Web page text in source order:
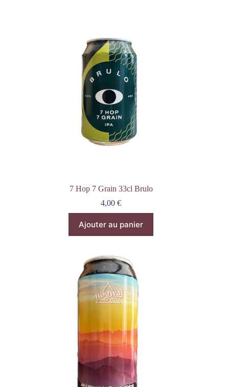
7 Hop 7 Grain 33cl Brulo
4,00€
Ajouter au panier